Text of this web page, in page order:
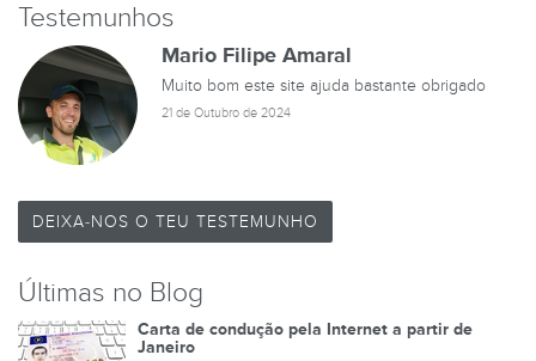
Testemunhos
Mario Filipe Amaral
Muito bom este site ajuda bastante obrigado
21 de Outubro de 2024
DEIXA-NOS O TEU TESTEMUNHO
Últimas no Blog
Carta de condução pela Internet a partir de
Janeiro